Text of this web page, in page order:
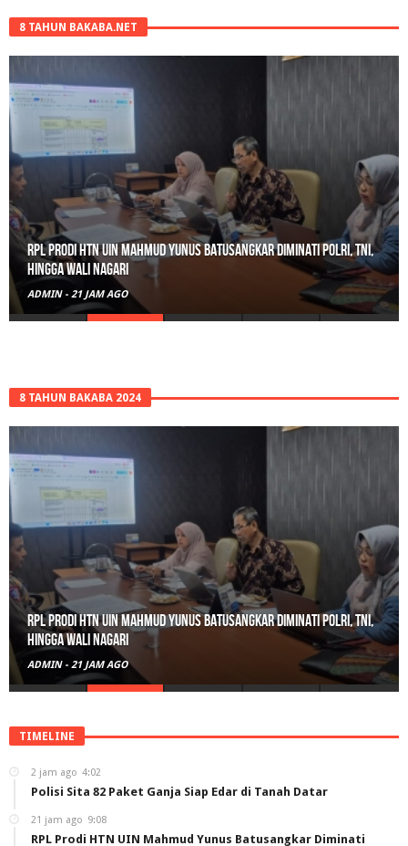
8 TAHUN BAKABA.NET
RPL Prodi HTN UIN Mahmud Yunus Batusangkar Diminati Polri, TNI,
hingga Wali Nagari
ADMIN - 21 JAM AGO
8 TAHUN BAKABA 2024
RPL Prodi HTN UIN Mahmud Yunus Batusangkar Diminati Polri, TNI,
hingga Wali Nagari
ADMIN - 21 JAM AGO
TIMELINE
2 jam ago 4:02
Polisi Sita 82 Paket Ganja Siap Edar di Tanah Datar
21 jam ago 9:08
RPL Prodi HTN UIN Mahmud Yunus Batusangkar Diminati